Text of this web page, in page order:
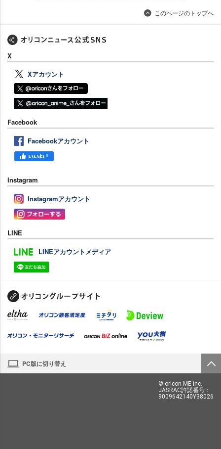
このページのトップへ
X
Xアカウント
Facebook
Facebookアカウント
Instagram
Instagramアカウント
LINE
LINEアカウントメディア
PC版に切り替え
© oricon ME inc.
JASRAC許諾番号：
9009642140Y38026